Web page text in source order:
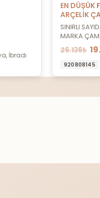
İbradı
EN DÜŞÜK
ARÇELİK
MAKİNESİ
SINIRLI
MARKA
26.136₺
920808145